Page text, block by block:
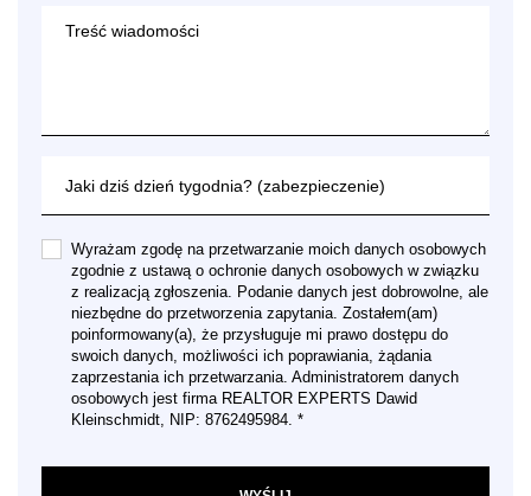
Wyrażam zgodę na przetwarzanie moich danych osobowych
zgodnie z ustawą o ochronie danych osobowych w związku
z realizacją zgłoszenia. Podanie danych jest dobrowolne, ale
niezbędne do przetworzenia zapytania. Zostałem(am)
poinformowany(a), że przysługuje mi prawo dostępu do
swoich danych, możliwości ich poprawiania, żądania
zaprzestania ich przetwarzania. Administratorem danych
osobowych jest firma REALTOR EXPERTS Dawid
Kleinschmidt, NIP: 8762495984. *